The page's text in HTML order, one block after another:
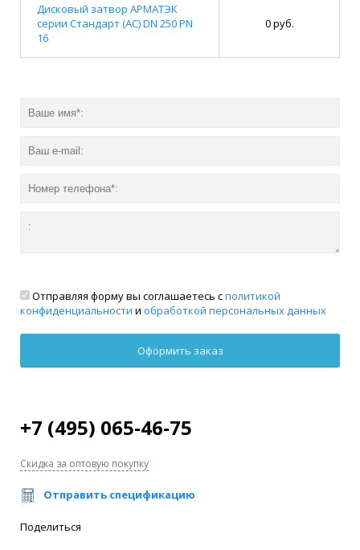
Дисковый затвор АРМАТЭК
серии Стандарт (АС) DN 250 PN
16
0 руб.
Отправляя форму вы соглашаетесь сполитикой
конфиденциальности и обработкой персональных данных
+7 (495) 065-46-75
Скидка за оптовую покупку
Отправить спецификацию
Поделиться